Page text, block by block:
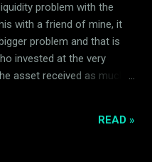
determine where it is
problem with the
with a friend of mine, it
problem and that is
invested at the very
asset received as much
created the conditions for
funds just before the
READ »